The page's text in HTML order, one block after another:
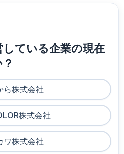
ている企業の現在
ら株式会社
株式会社
ワ株式会社